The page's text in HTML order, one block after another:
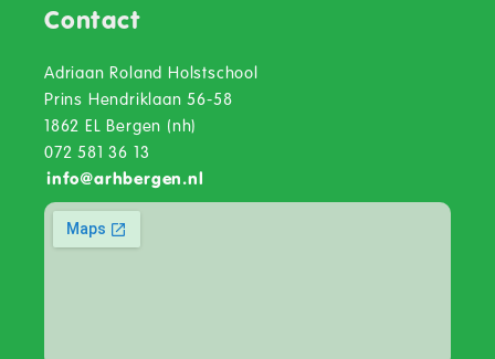
Contact
Adriaan Roland Holstschool
Prins Hendriklaan 56-58
1862 EL Bergen (nh)
072 581 36 13
info@arhbergen.nl